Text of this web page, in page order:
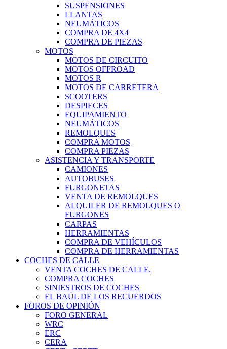
SUSPENSIONES
LLANTAS
NEUMÁTICOS
COMPRA DE 4X4
COMPRA DE PIEZAS
MOTOS
MOTOS DE CIRCUITO
MOTOS OFFROAD
MOTOS R
MOTOS DE CARRETERA
SCOOTERS
DESPIECES
EQUIPAMIENTO
NEUMÁTICOS
REMOLQUES
COMPRA MOTOS
COMPRA PIEZAS
ASISTENCIA Y TRANSPORTE
CAMIONES
AUTOBUSES
FURGONETAS
VENTA DE REMOLQUES
ALQUILER DE REMOLQUES O
FURGONES
CARPAS
HERRAMIENTAS
COMPRA DE VEHÍCULOS
COMPRA DE HERRAMIENTAS
COCHES DE CALLE
VENTA COCHES DE CALLE.
COMPRA COCHES
SINIESTROS DE COCHES
EL BAÚL DE LOS RECUERDOS
FOROS DE OPINIÓN
FORO GENERAL
WRC
ERC
CERA